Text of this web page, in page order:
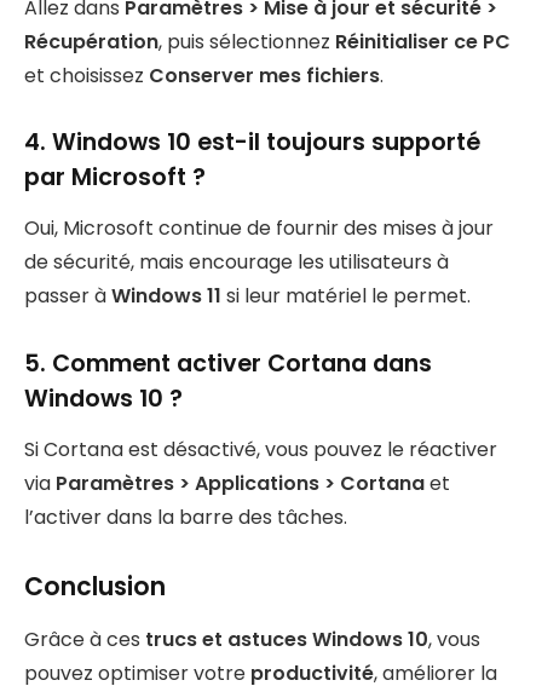
Allez dans Paramètres > Mise à jour et sécurité >
Récupération, puis sélectionnez Réinitialiser ce PC
et choisissez Conserver mes fichiers.
4. Windows 10 est-il toujours supporté
par Microsoft ?
Oui, Microsoft continue de fournir des mises à jour
de sécurité, mais encourage les utilisateurs à
passer àWindows 11 si leur matériel le permet.
5. Comment activer Cortana dans
Windows 10 ?
Si Cortana est désactivé, vous pouvez le réactiver
via Paramètres > Applications > Cortanaet
l’activer dans la barre des tâches.
Conclusion
Grâce à ces trucs et astuces Windows 10, vous
pouvez optimiser votre productivité, améliorer la